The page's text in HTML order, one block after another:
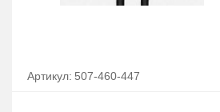
Артикул: 507-460-447